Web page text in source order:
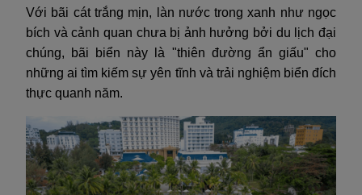
Với bãi cát trắng mịn, làn nước trong xanh như ngọc
bích và cảnh quan chưa bị ảnh hưởng bởi du lịch đại
chúng, bãi biển này là "thiên đường ẩn giấu" cho
những ai tìm kiếm sự yên tĩnh và trải nghiệm biển đích
thực quanh năm.